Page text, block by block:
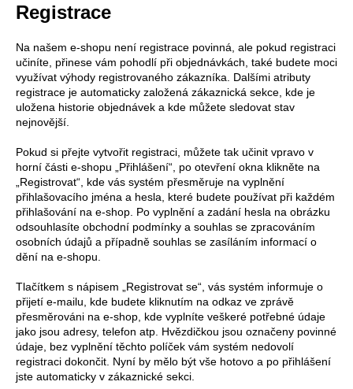
Registrace
Na našem e-shopu není registrace povinná, ale pokud registraci
učiníte, přinese vám pohodlí při objednávkách, také budete moci
využívat výhody registrovaného zákazníka. Dalšími atributy
registrace je automaticky založená zákaznická sekce, kde je
uložena historie objednávek a kde můžete sledovat stav
nejnovější.
Pokud si přejte vytvořit registraci, můžete tak učinit vpravo v
horní části e-shopu „Přihlášení“, po otevření okna klikněte na
„Registrovat“, kde vás systém přesměruje na vyplnění
přihlašovacího jména a hesla, které budete používat při každém
přihlašování na e-shop. Po vyplnění a zadání hesla na obrázku
odsouhlasíte obchodní podmínky a souhlas se zpracováním
osobních údajů a případně souhlas se zasíláním informací o
dění na e-shopu.
Tlačítkem s nápisem „Registrovat se“, vás systém informuje o
přijetí e-mailu, kde budete kliknutím na odkaz ve zprávě
přesměrováni na e-shop, kde vyplníte veškeré potřebné údaje
jako jsou adresy, telefon atp. Hvězdičkou jsou označeny povinné
údaje, bez vyplnění těchto políček vám systém nedovolí
registraci dokončit. Nyní by mělo být vše hotovo a po přihlášení
jste automaticky v zákaznické sekci.